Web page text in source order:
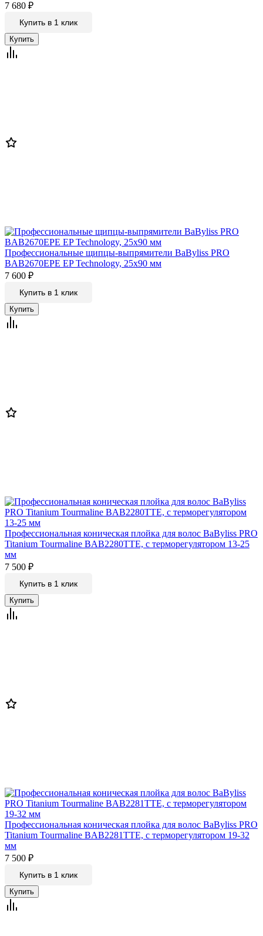
7 680 ₽
Купить в 1 клик
Профессиональные щипцы-выпрямители BaByliss PRO
BAB2670EPE EP Technology, 25х90 мм
7 600 ₽
Купить в 1 клик
Профессиональная коническая плойка для волос BaByliss PRO
Titanium Tourmaline BAB2280TTE, с терморегулятором 13-25
мм
7 500 ₽
Купить в 1 клик
Профессиональная коническая плойка для волос BaByliss PRO
Titanium Tourmaline BAB2281TTE, с терморегулятором 19-32
мм
7 500 ₽
Купить в 1 клик